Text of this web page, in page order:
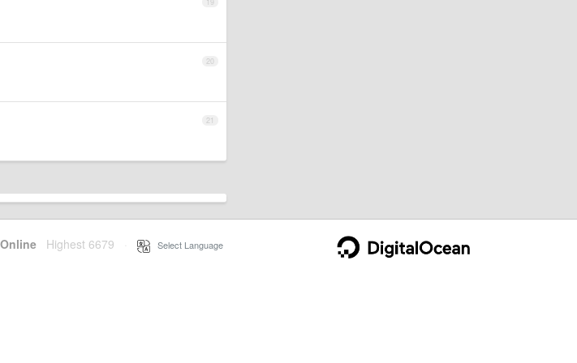
20
21
Highest 6679 Select Language